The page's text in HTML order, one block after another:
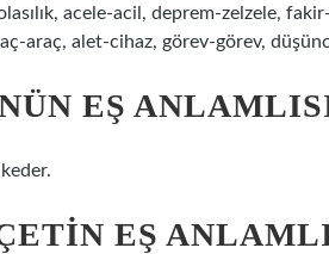
acele-acil, deprem-zelzele,
araç, alet-cihaz, görev-görev,
EŞ
EŞ